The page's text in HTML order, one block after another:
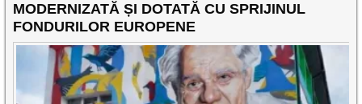
MODERNIZATĂ ȘI DOTATĂ CU SPRIJINUL
FONDURILOR EUROPENE